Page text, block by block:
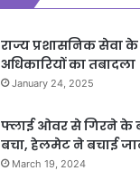
राज्य प्रशासनिक सेवा के
अधिकारियों का तबादला
January 24, 2025
फ्लाई ओवर से गिरने के
बचा, हेलमेट ने बचाई
March 19, 2024